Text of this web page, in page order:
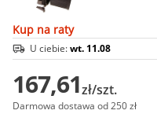
Kup na raty
U ciebie:wt. 11.08
167,61zł/szt.
Darmowa dostawa od 250 zł